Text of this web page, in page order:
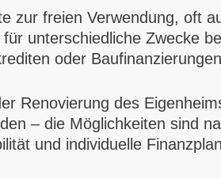
zur freien Verwendung, oft
für unterschiedliche Zwecke
oder
Renovierung des
– die Möglichkeiten sind
und individuelle